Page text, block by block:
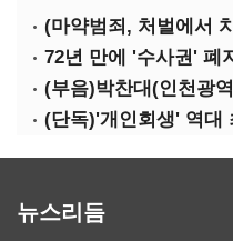
(부음)박찬대(인천광
뉴스리듬